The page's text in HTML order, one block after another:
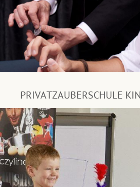
PRIVATZAUBERSCHULE